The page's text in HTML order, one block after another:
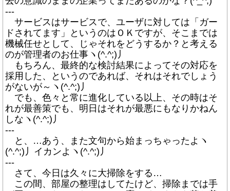
---
サービスはサービスで、ユーザに対しては「ガー
ドされてます」というのはＯＫですが、そこまでは
機械任せとして、じゃそれをどうするか？と考える
のが管理者のお仕事ヽ(^.^;)丿
もちろん、最終的な検討結果によってその対応を
採用した、というのであれば、それはそれでしょう
がないが～ヽ(^.^;)丿
でも、色々と常に進化している以上、その時はそ
れが最善策でも、明日はそれが最悪にもなりかねん
しなヽ(^.^;)丿
---
と、…あう、また文句から始まっちゃったよヽ
(^.^;)丿イカンよヽ(^.^;)丿
---
さて、今日は久々に大掃除をする…
この間、部屋の整理はしてたけど、掃除までは手